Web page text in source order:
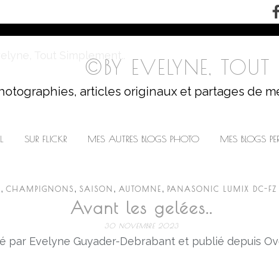
©BY EVELYNE, TOUT
articles originaux et partages de
SUR FLICKR MES AUTRES BLOGS PHOTO MES BLOGS
, CHAMPIGNONS , SAISON , AUTOMNE , PANASONIC LUMIX DC-
Avant les gelées..
30 NOVEMBRE 2023
par Evelyne Guyader-Debrabant et publié depuis